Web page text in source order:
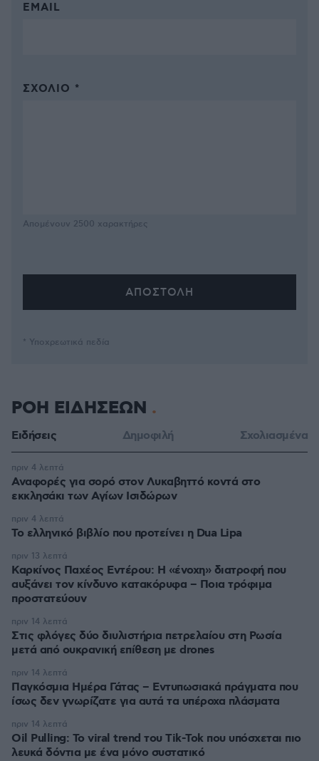
EMAIL
ΣΧΌΛΙΟ *
Απομένουν 2500 χαρακτήρες
* Υποχρεωτικά πεδία
ΡΟΗ ΕΙΔΗΣΕΩΝ
Ειδήσεις Δημοφιλή Σχολιασμένα
Αναφορές για σορό στον Λυκαβηττό κοντά στο
εκκλησάκι των Αγίων Ισιδώρων
πριν 4 λεπτά
Το ελληνικό βιβλίο που προτείνει η Dua Lipa
πριν 4 λεπτά
Καρκίνος Παχέος Εντέρου: Η «ένοχη» διατροφή που
αυξάνει τον κίνδυνο κατακόρυφα – Ποια τρόφιμα
προστατεύουν
πριν 13 λεπτά
Στις φλόγες δύο διυλιστήρια πετρελαίου στη Ρωσία
μετά από ουκρανική επίθεση με drones
πριν 14 λεπτά
Παγκόσμια Ημέρα Γάτας – Εντυπωσιακά πράγματα που
ίσως δεν γνωρίζατε για αυτά τα υπέροχα πλάσματα
πριν 14 λεπτά
Oil Pulling: To viral trend του Tik-Tok που υπόσχεται πιο
λευκά δόντια με ένα μόνο συστατικό
πριν 14 λεπτά